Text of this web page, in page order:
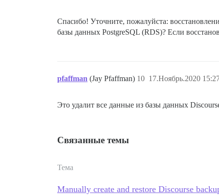
Спасибо! Уточните, пожалуйста:
базы данных PostgreSQL (RDS)? Если
pfaffman (Jay Pfaffman) 17.Ноябрь.2020
10
Это удалит все данные из базы данных
Связанные темы
Тема
Manually create and restore Discourse